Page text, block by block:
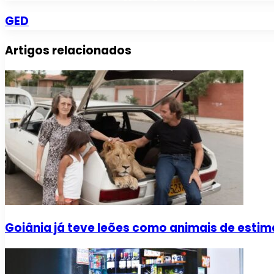
GED
Artigos relacionados
Goiânia já teve leões como animais de